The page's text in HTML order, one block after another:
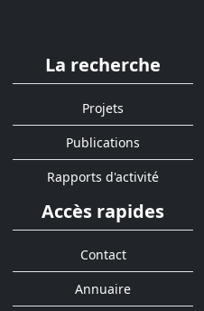
La recherche
Projets
Publications
Rapports d'activité
Accès rapides
Contact
Annuaire